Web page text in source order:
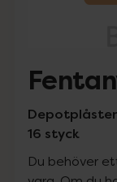
16 styck
Du behöver